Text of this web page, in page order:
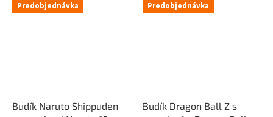
Predobjednávka
Budík Naruto Shippuden
Predobjednávka
Budík Dragon Ball Z s